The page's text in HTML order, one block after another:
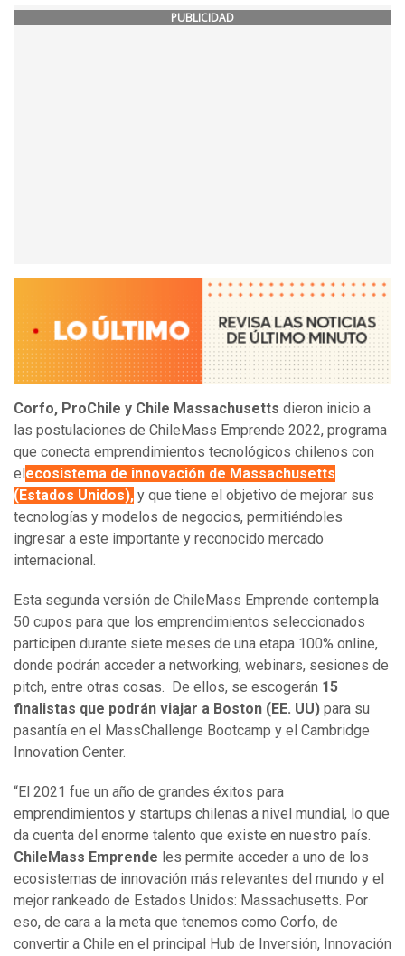
PUBLICIDAD
Corfo, ProChile y Chile Massachusetts dieron inicio a
las postulaciones de ChileMass Emprende 2022, programa
que conecta emprendimientos tecnológicos chilenos con
el ecosistema de innovación de Massachusetts
(Estados Unidos), y que tiene el objetivo de mejorar sus
tecnologías y modelos de negocios, permitiéndoles
ingresar a este importante y reconocido mercado
internacional.
Esta segunda versión de ChileMass Emprende contempla
50 cupos para que los emprendimientos seleccionados
participen durante siete meses de una etapa 100% online,
donde podrán acceder a networking, webinars, sesiones de
pitch, entre otras cosas. De ellos, se escogerán 15
finalistas que podrán viajar a Boston (EE. UU) para su
pasantía en el MassChallenge Bootcamp y el Cambridge
Innovation Center.
“El 2021 fue un año de grandes éxitos para
emprendimientos y startups chilenas a nivel mundial, lo que
da cuenta del enorme talento que existe en nuestro país.
ChileMass Emprende les permite acceder a uno de los
ecosistemas de innovación más relevantes del mundo y el
mejor rankeado de Estados Unidos: Massachusetts. Por
eso, de cara a la meta que tenemos como Corfo, de
convertir a Chile en el principal Hub de Inversión, Innovación